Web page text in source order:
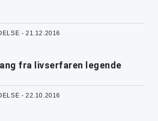
- 21.12.2016
fra livserfaren legende
- 22.10.2016